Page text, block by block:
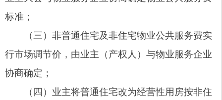
担；符合交付条件的物业，物业公共服务费自交付
（七）物业服务企业不承担收取自身不提供服
务的代收代缴义务，任何单位不得强行委托物业服
务企业代其向业主收费。供水（排污）、供电、供
气、供热、通讯、有线电视、环卫等单位应当按照